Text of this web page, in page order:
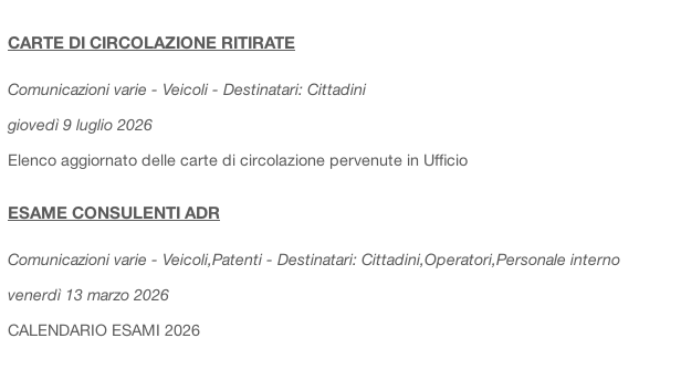
CARTE DI CIRCOLAZIONE RITIRATE
Comunicazioni varie - Veicoli - Destinatari: Cittadini
giovedì 9 luglio 2026
Elenco aggiornato delle carte di circolazione pervenute in Ufficio
ESAME CONSULENTI ADR
Comunicazioni varie - Veicoli,Patenti - Destinatari: Cittadini,Operatori,Personale interno
venerdì 13 marzo 2026
CALENDARIO ESAMI 2026